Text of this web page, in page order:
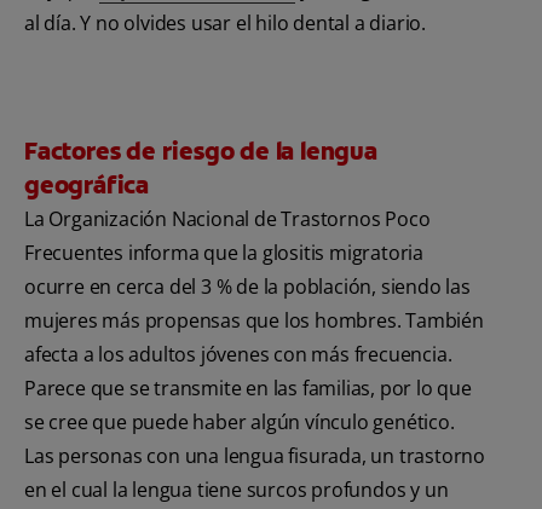
al día. Y no olvides usar el hilo dental a diario.
Factores de riesgo de la lengua
geográfica
La Organización Nacional de Trastornos Poco
Frecuentes informa que la glositis migratoria
ocurre en cerca del 3 % de la población, siendo las
mujeres más propensas que los hombres. También
afecta a los adultos jóvenes con más frecuencia.
Parece que se transmite en las familias, por lo que
se cree que puede haber algún vínculo genético.
Las personas con una lengua fisurada, un trastorno
en el cual la lengua tiene surcos profundos y un